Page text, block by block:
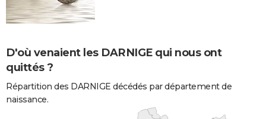
D'où venaient les DARNIGE qui nous ont
quittés ?
Répartition des DARNIGE décédés par département de
naissance.